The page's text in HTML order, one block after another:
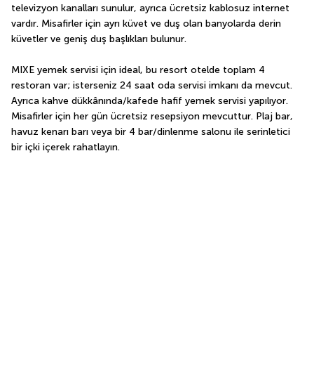
televizyon kanalları sunulur, ayrıca ücretsiz kablosuz internet
vardır. Misafirler için ayrı küvet ve duş olan banyolarda derin
küvetler ve geniş duş başlıkları bulunur.
MIXE yemek servisi için ideal, bu resort otelde toplam 4
restoran var; isterseniz 24 saat oda servisi imkanı da mevcut.
Ayrıca kahve dükkânında/kafede hafif yemek servisi yapılıyor.
Misafirler için her gün ücretsiz resepsiyon mevcuttur. Plaj bar,
havuz kenarı barı veya bir 4 bar/dinlenme salonu ile serinletici
bir içki içerek rahatlayın.